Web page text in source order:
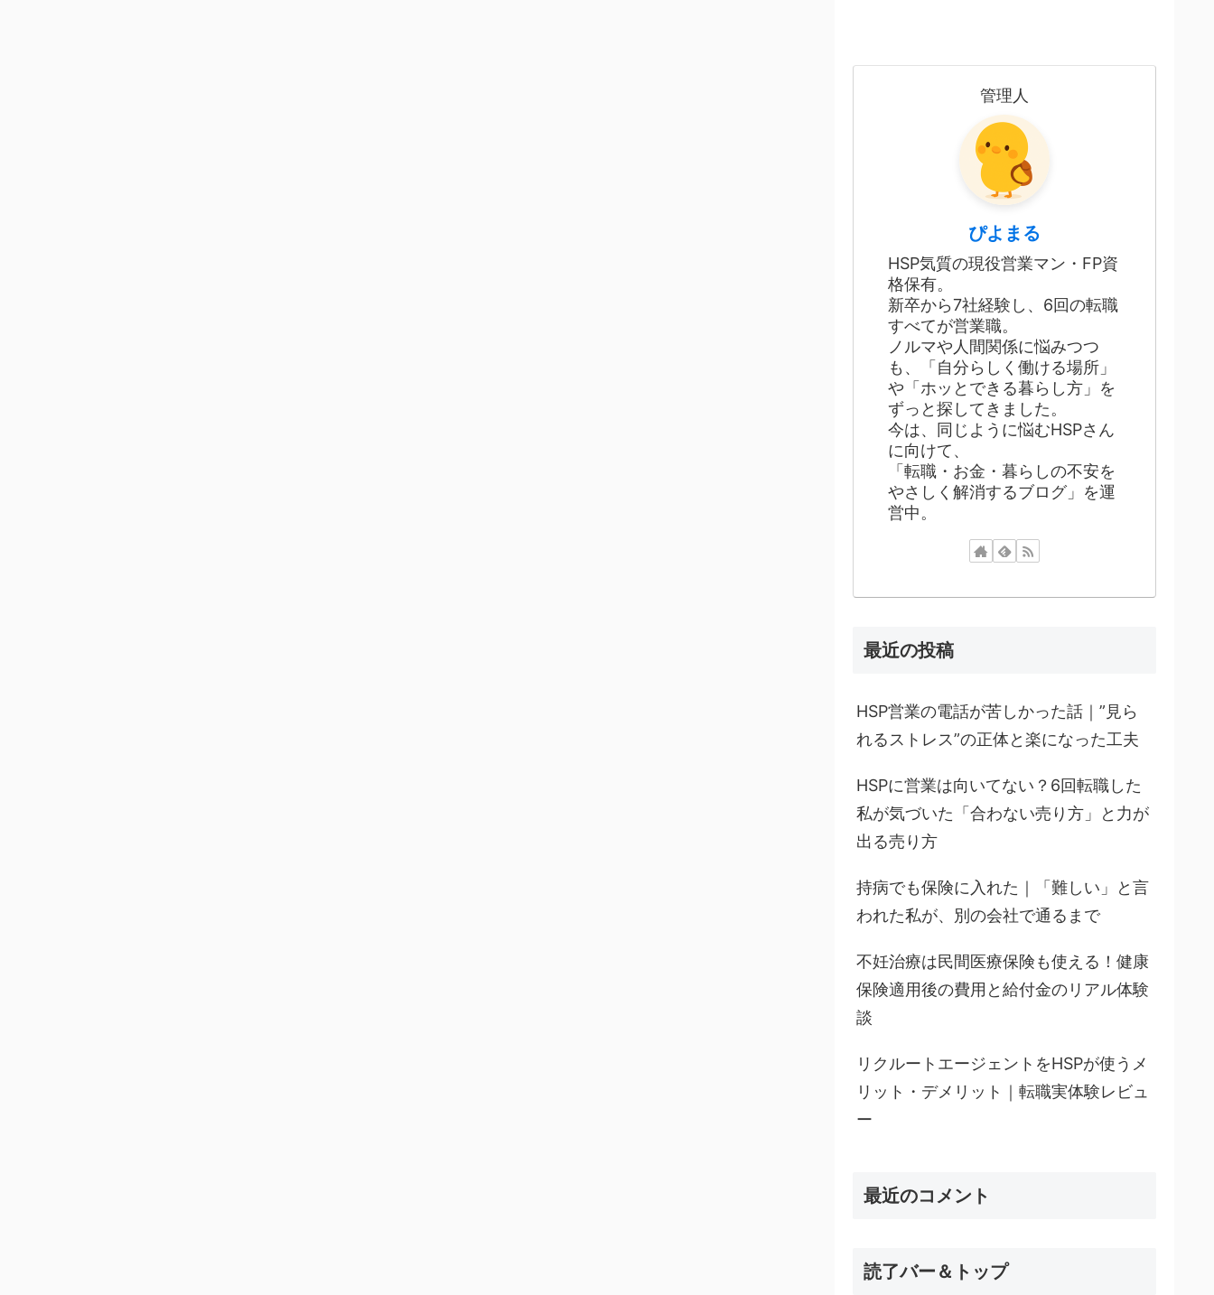
管理人
ぴよまる
HSP気質の現役営業マン・FP資
格保有。
新卒から7社経験し、6回の転職
すべてが営業職。
ノルマや人間関係に悩みつつ
も、「自分らしく働ける場所」
や「ホッとできる暮らし方」を
ずっと探してきました。
今は、同じように悩むHSPさん
に向けて、
「転職・お金・暮らしの不安を
やさしく解消するブログ」を運
営中。
最近の投稿
HSP営業の電話が苦しかった話｜”見ら
れるストレス”の正体と楽になった工夫
HSPに営業は向いてない？6回転職した
私が気づいた「合わない売り方」と力が
出る売り方
持病でも保険に入れた｜「難しい」と言
われた私が、別の会社で通るまで
不妊治療は民間医療保険も使える！健康
保険適用後の費用と給付金のリアル体験
談
リクルートエージェントをHSPが使うメ
リット・デメリット｜転職実体験レビュ
ー
最近のコメント
読了バー＆トップ